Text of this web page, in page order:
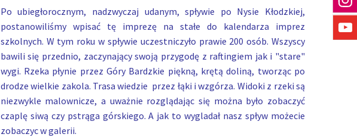
Po ubiegłorocznym, nadzwyczaj udanym, spływie po Nysie Kłodzkiej,
postanowiliśmy wpisać tę imprezę na stałe do kalendarza imprez
szkolnych. W tym roku w spływie uczestniczyło prawie 200 osób. Wszyscy
bawili się przednio, zaczynający swoją przygodę z raftingiem jak i "stare"
wygi. Rzeka płynie przez Góry Bardzkie piękną, krętą doliną, tworząc po
drodze wielkie zakola. Trasa wiedzie przez łąki i wzgórza. Widoki z rzeki są
niezwykle malownicze,a uważnie rozglądając się można było zobaczyć
czaplę siwą czy pstrąga górskiego.A jak to wygladał nasz spływ możecie
zobaczyc w galerii.